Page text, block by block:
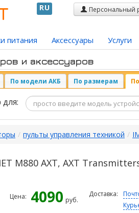
RU Персональный
питания Аксессуары Услуги
и аксессуаров
По модели АКБ По размерам
/ пульты управления техникой /
M880 AXT, AXT
Цена: 4090 руб.
Доставка: